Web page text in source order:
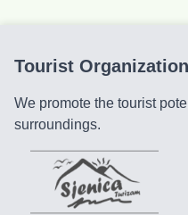
Tourist
We promote the tourist
surroundings.